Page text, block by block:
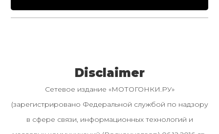
Disclaimer
Сетевое издание «МОТОГОНКИ.РУ»
(зарегистрировано Федеральной службой по надзору
в сфере связи, информационных технологий и